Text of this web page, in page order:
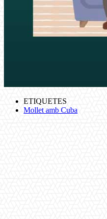
ETIQUETES
Mollet amb Cuba